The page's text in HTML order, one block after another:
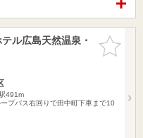
お気に入
りに追加
ル広島天然温泉・
491m
プバス右回りで田中町下車まで10